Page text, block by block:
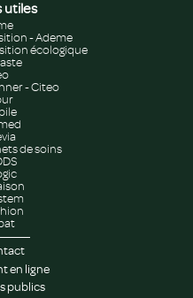
utiles
- Ademe
écologique
- Citeo
de soins
en ligne
publics